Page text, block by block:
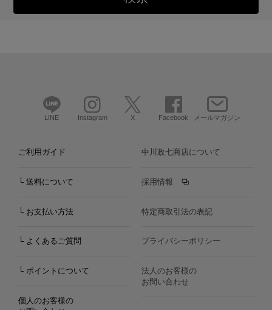
LINE Instagram X Facebook メールマガジン
ご利用ガイド
└ 送料について
└ お支払い方法
└ よくあるご質問
└ ポイントについて
個人のお客様の
中川政七商店について
採用情報
特定商取引法の表記
プライバシーポリシー
法人のお客様の
お問い合わせ